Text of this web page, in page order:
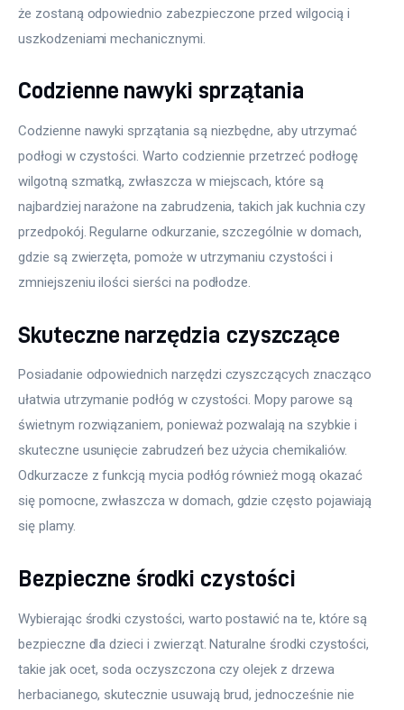
że zostaną odpowiednio zabezpieczone przed wilgocią i
uszkodzeniami mechanicznymi.
Codzienne nawyki sprzątania
Codzienne nawyki sprzątania są niezbędne, aby utrzymać
podłogi w czystości. Warto codziennie przetrzeć podłogę
wilgotną szmatką, zwłaszcza w miejscach, które są
najbardziej narażone na zabrudzenia, takich jak kuchnia czy
przedpokój. Regularne odkurzanie, szczególnie w domach,
gdzie są zwierzęta, pomoże w utrzymaniu czystości i
zmniejszeniu ilości sierści na podłodze.
Skuteczne narzędzia czyszczące
Posiadanie odpowiednich narzędzi czyszczących znacząco
ułatwia utrzymanie podłóg w czystości. Mopy parowe są
świetnym rozwiązaniem, ponieważ pozwalają na szybkie i
skuteczne usunięcie zabrudzeń bez użycia chemikaliów.
Odkurzacze z funkcją mycia podłóg również mogą okazać
się pomocne, zwłaszcza w domach, gdzie często pojawiają
się plamy.
Bezpieczne środki czystości
Wybierając środki czystości, warto postawić na te, które są
bezpieczne dla dzieci i zwierząt. Naturalne środki czystości,
takie jak ocet, soda oczyszczona czy olejek z drzewa
herbacianego, skutecznie usuwają brud, jednocześnie nie